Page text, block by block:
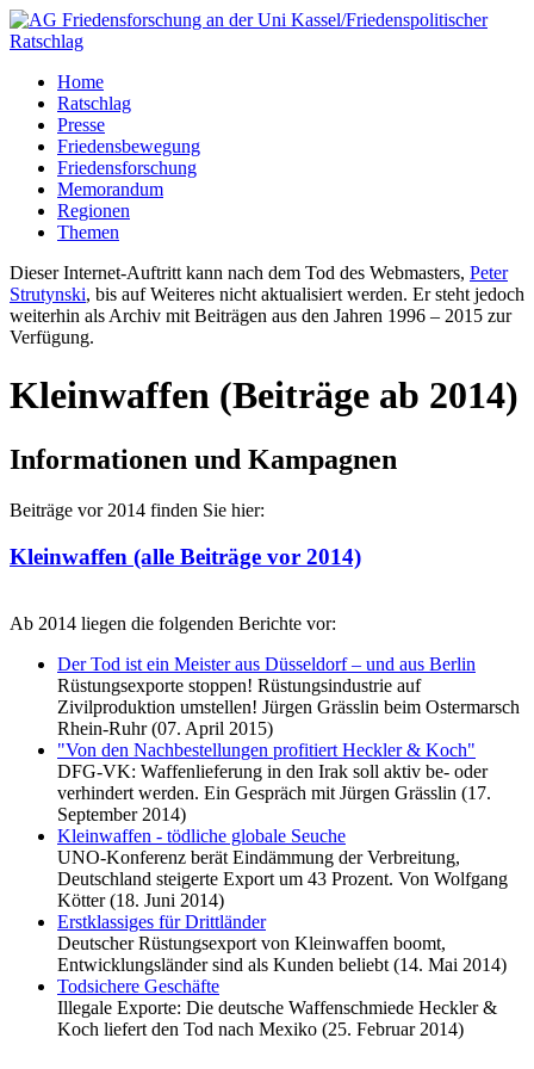
Home
Ratschlag
Presse
Friedensbewegung
Friedensforschung
Memorandum
Regionen
Themen
Dieser Internet-Auftritt kann nach dem Tod des Webmasters, Peter
Strutynski, bis auf Weiteres nicht aktualisiert werden. Er steht jedoch
weiterhin als Archiv mit Beiträgen aus den Jahren 1996 – 2015 zur
Verfügung.
Kleinwaffen (Beiträge ab 2014)
Informationen und Kampagnen
Beiträge vor 2014 finden Sie hier:
Kleinwaffen (alle Beiträge vor 2014)
Ab 2014 liegen die folgenden Berichte vor:
Der Tod ist ein Meister aus Düsseldorf – und aus Berlin
Rüstungsexporte stoppen! Rüstungsindustrie auf
Zivilproduktion umstellen! Jürgen Grässlin beim Ostermarsch
Rhein-Ruhr (07. April 2015)
"Von den Nachbestellungen profitiert Heckler & Koch"
DFG-VK: Waffenlieferung in den Irak soll aktiv be- oder
verhindert werden. Ein Gespräch mit Jürgen Grässlin (17.
September 2014)
Kleinwaffen - tödliche globale Seuche
UNO-Konferenz berät Eindämmung der Verbreitung,
Deutschland steigerte Export um 43 Prozent. Von Wolfgang
Kötter (18. Juni 2014)
Erstklassiges für Drittländer
Deutscher Rüstungsexport von Kleinwaffen boomt,
Entwicklungsländer sind als Kunden beliebt (14. Mai 2014)
Todsichere Geschäfte
Illegale Exporte: Die deutsche Waffenschmiede Heckler &
Koch liefert den Tod nach Mexiko (25. Februar 2014)